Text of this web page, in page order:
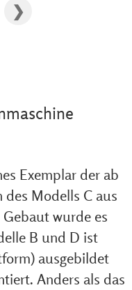
Exemplar der ab
des Modells C aus
wurde es
B und D ist
ausgebildet
Anders als das